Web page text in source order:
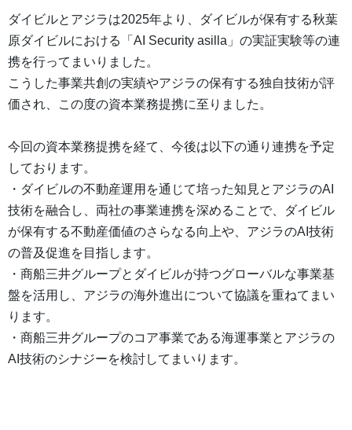
ダイビルとアジラは2025年より、ダイビルが保有する秋葉
原ダイビルにおける「AI Security asilla」の実証実験等の連
携を行ってまいりました。
こうした事業共創の実績やアジラの保有する独自技術が評
価され、この度の資本業務提携に至りました。
今回の資本業務提携を経て、今後は以下の通り連携を予定
しております。
・ダイビルの不動産運用を通じて培った知見とアジラのAI
技術を融合し、両社の事業連携を深めることで、ダイビル
が保有する不動産価値のさらなる向上や、アジラのAI技術
の普及促進を目指します。
・商船三井グループとダイビルが持つグローバルな事業基
盤を活用し、アジラの海外進出について協議を重ねてまい
ります。
・商船三井グループのコア事業である海運事業とアジラの
AI技術のシナジーを検討してまいります。